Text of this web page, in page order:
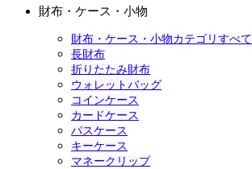
財布・ケース・小物
財布・ケース・小物カテゴリすべて
長財布
折りたたみ財布
ウォレットバッグ
コインケース
カードケース
パスケース
キーケース
マネークリップ